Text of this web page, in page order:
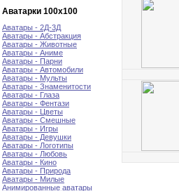
Аватарки 100х100
Аватары - 2Д-3Д
Аватары - Абстракция
Аватары - Животные
Аватары - Аниме
Аватары - Парни
Аватары - Автомобили
Аватары - Мульты
Аватары - Знаменитости
Аватары - Глаза
Аватары - Фентази
Аватары - Цветы
Аватары - Смешные
Аватары - Игры
Аватары - Девушки
Аватары - Логотипы
Аватары - Любовь
Аватары - Кино
Аватары - Природа
Аватары - Милые
Анимированные аватары